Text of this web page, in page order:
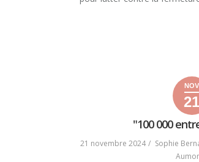
21
21
NOV
21
"100 000
21 novembre 2024 Sophie